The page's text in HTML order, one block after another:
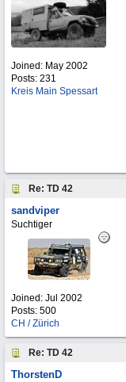
Joined: May 2002
Posts: 231
Kreis Main Spessart
Re: TD 42
sandviper
Suchtiger
Joined: Jul 2002
Posts: 500
CH / Zürich
Re: TD 42
ThorstenD